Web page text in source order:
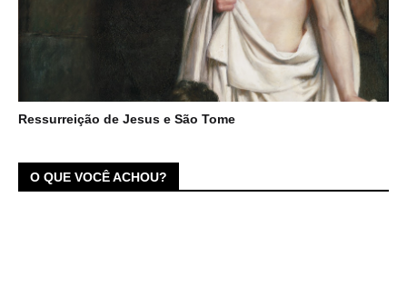
Ressurreição de Jesus e São Tome
O QUE VOCÊ ACHOU?